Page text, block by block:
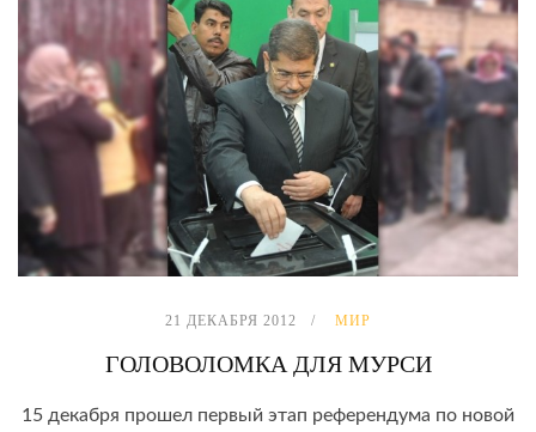
21 ДЕКАБРЯ 2012 МИР
ГОЛОВОЛОМКА ДЛЯ МУРСИ
15 декабря прошел первый этап референдума по новой